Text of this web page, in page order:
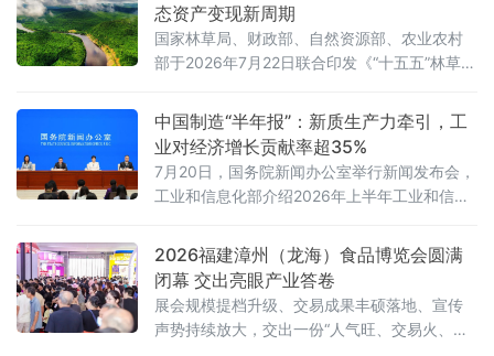
态资产变现新周期
国家林草局、财政部、自然资源部、农业农村
部于2026年7月22日联合印发《“十五五”林草保
领性文件首次将“林草碳汇交易量”和“生态产品
溢价率”列为省级年度考核硬指标，并明确到
2030年全国森林覆盖率达到25.5%、森林蓄积
量增至224亿立方米、草原综合植被盖度稳定在
58%以上。规划期内的林草碳汇累计交易目标
中国制造“半年报”：新质生产力牵引，工
业对经济增长贡献率超35%
7月20日，国务院新闻办公室举行新闻发布会，
工业和信息化部介绍2026年上半年工业和信息
表示，上半年工业和信息化持续向新向优发
展。工业“半年报”数据亮眼，规模以上工业增加
值同比增长5.4%，工业对经济增长贡献率超
35%。从新技术突破到新赛道火热，中国制造
正加速涌现“新”力量。经济运行总体平稳 工
2026福建漳州（龙海）食品博览会圆满
闭幕 交出亮眼产业答卷
展会规模提档升级、交易成果丰硕落地、宣传
声势持续放大，交出一份“人气旺、交易火、渠